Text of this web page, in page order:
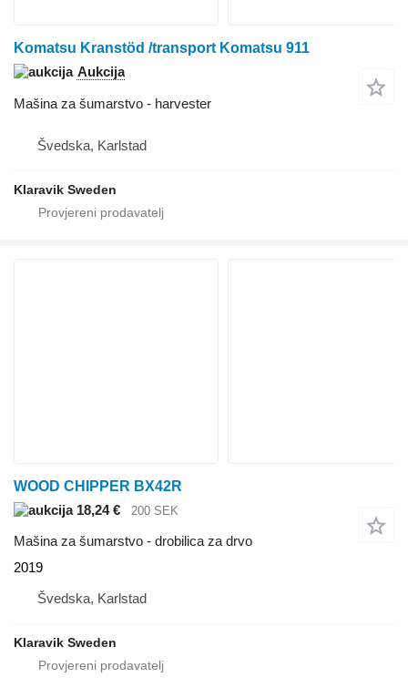
Komatsu Kranstöd /transport Komatsu 911
Aukcija
Mašina za šumarstvo - harvester
Švedska, Karlstad
Klaravik Sweden
WOOD CHIPPER BX42R
18,24 €
200 SEK
Mašina za šumarstvo - drobilica za drvo
2019
Švedska, Karlstad
Klaravik Sweden